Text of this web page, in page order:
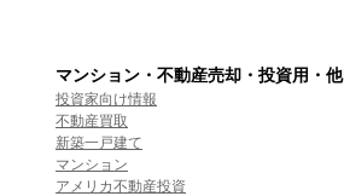
マンション・不動産売却・投資用・他
投資家向け情報
不動産買取
新築一戸建て
マンション
アメリカ不動産投資